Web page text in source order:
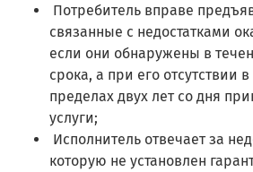
Потребитель вправе
связанные с недостатками
если они обнаружены в
срока, а при его отсутствии
пределах двух лет со дня
услуги;
Исполнитель отвечает за
которую не установлен